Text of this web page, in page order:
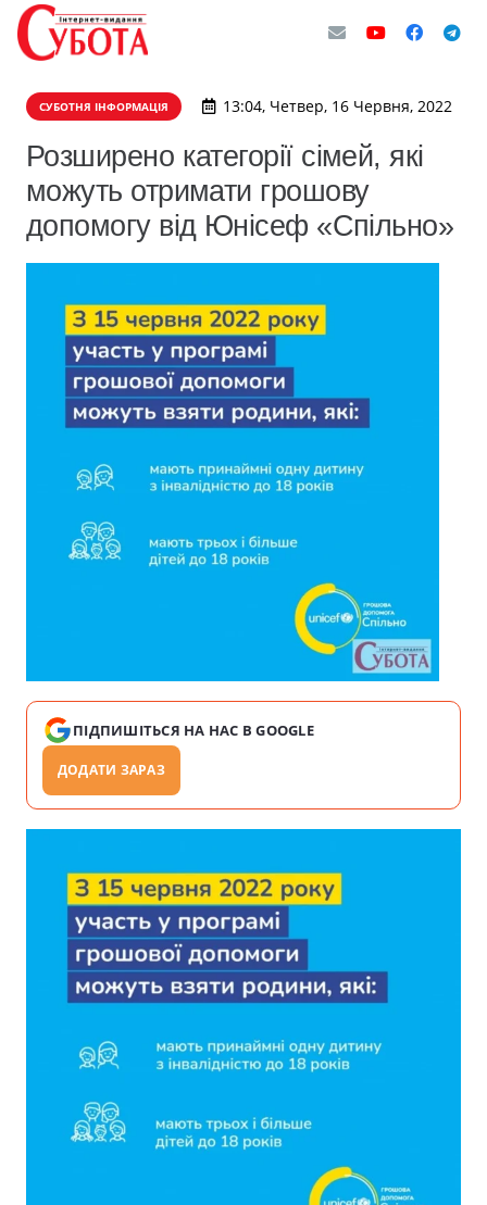
СУБОТНЯ ІНФОРМАЦІЯ 13:04, Четвер, 16 Червня, 2022
Розширено категорії сімей, які
можуть отримати грошову
допомогу від Юнісеф «Спільно»
ПІДПИШІТЬСЯ НА НАС В GOOGLE
ДОДАТИ ЗАРАЗ